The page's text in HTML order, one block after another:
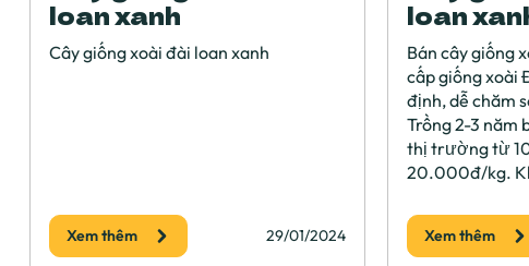
loan xanh
Cây giống xoài đài loan xanh
Xem thêm 29/01/2024
loan
Bán cây giống
cấp giống xoài
định, dễ chăm
Trồng 2-3 năm
thị trường từ
20.000đ/kg.
Xem thêm